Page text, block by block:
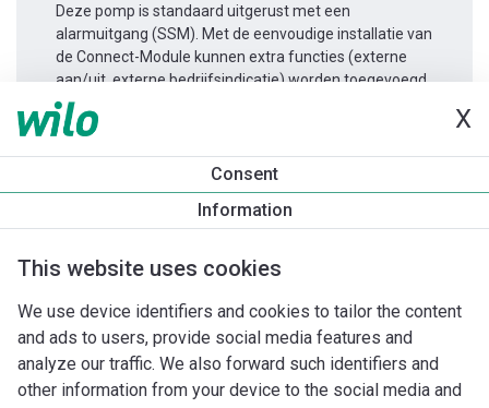
X
Consent
Information
This website uses cookies
We use device identifiers and cookies to tailor the content
and ads to users, provide social media features and
analyze our traffic. We also forward such identifiers and
other information from your device to the social media and
Deze pomp is standaard uitgerust met een
alarmuitgang (SSM). Met de eenvoudige installatie van
de Connect-Module kunnen extra functies (externe
aan/uit, externe bedrijfsindicatie) worden toegevoegd.
Productinformatie